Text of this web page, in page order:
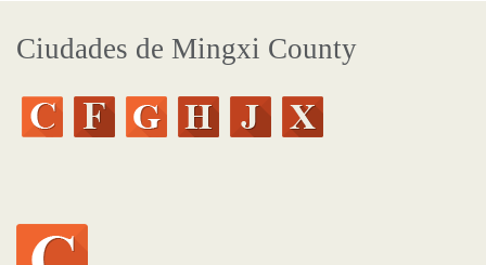
Ciudades de Mingxi County